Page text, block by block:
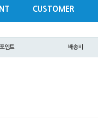
CUSTOMER
포인트 배송비